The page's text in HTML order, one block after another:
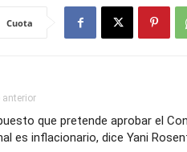
Cuota
anterior
que pretende aprobar el
es inflacionario, dice Yani